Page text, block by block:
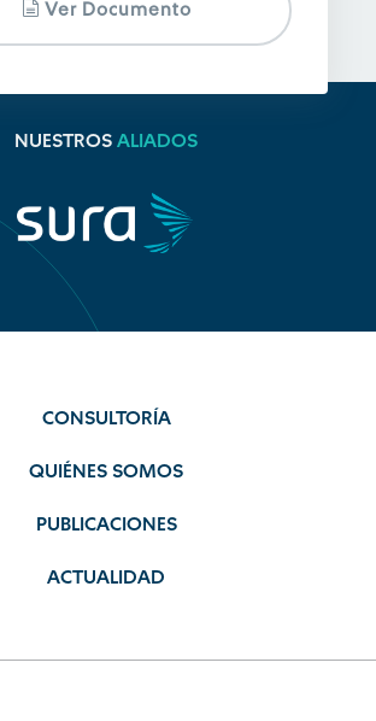
Ver Documento
NUESTROS ALIADOS
CONSULTORÍA
QUIÉNES SOMOS
PUBLICACIONES
ACTUALIDAD